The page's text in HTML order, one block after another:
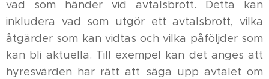
vad som händer vid avtalsbrott. Detta kan
inkludera vad som utgör ett avtalsbrott, vilka
åtgärder som kan vidtas och vilka påföljder som
kan bli aktuella. Till exempel kan det anges att
hyresvärden har rätt att säga upp avtalet om